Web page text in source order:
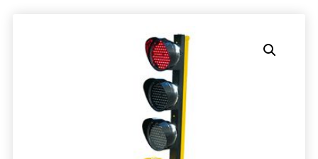
Groupe électrogène, outillage pneumatique, …
Installation provisoire